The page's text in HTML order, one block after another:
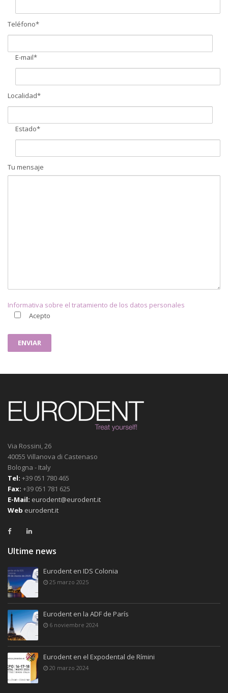
Teléfono*
E-mail*
Localidad*
Estado*
Tu mensaje
Informativa sobre el tratamiento de los datos personales
Acepto
Via Rossini, 26
40055 Villanova di Castenaso
Bologna - Italy
Tel: +39 051 780 465
Fax: +39 051 781 625
E-Mail: eurodent@eurodent.it
Web eurodent.it
Ultime news
Eurodent en IDS Colonia
25 marzo 2025
Eurodent en la ADF de París
6 noviembre 2024
Eurodent en el Expodental de Rímini
20 marzo 2024